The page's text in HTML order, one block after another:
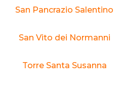
San Pancrazio Salentino
San Vito dei Normanni
Torre Santa Susanna